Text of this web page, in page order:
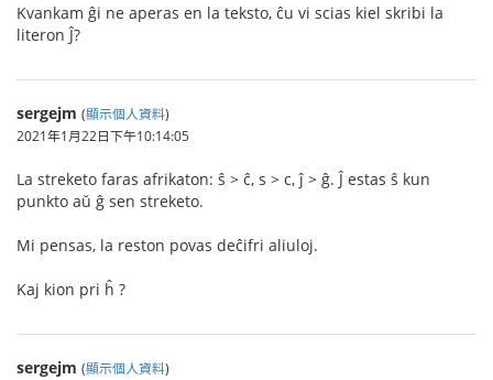
Kvankam ĝi ne aperas en la teksto, ĉu vi scias kiel skribi la
literon Ĵ?
sergejm (顯示個人資料)
2021年1月22日下午10:14:05
La streketo faras afrikaton: ŝ > ĉ, s > c, ĵ > ĝ. Ĵ estas ŝ kun
punkto aŭ ĝ sen streketo.
Mi pensas, la reston povas deĉifri aliuloj.
Kaj kion pri ĥ ?
sergejm (顯示個人資料)